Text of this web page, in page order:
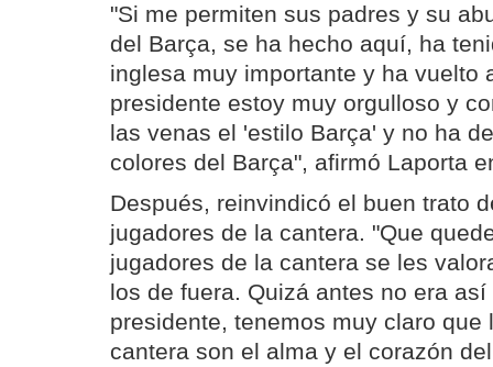
"Si me permiten sus padres y su
del Barça, se ha hecho aquí, ha
inglesa muy importante y ha vuelto
presidente estoy muy orgulloso y
las venas el 'estilo Barça' y no ha
colores del Barça", afirmó Laporta
Después, reinvindicó el buen trato
jugadores de la cantera. "Que
jugadores de la cantera se les
los de fuera. Quizá antes no era
presidente, tenemos muy claro que
cantera son el alma y el corazón